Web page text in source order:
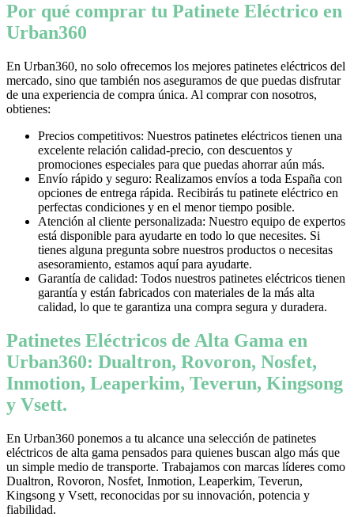
Por qué comprar tu Patinete Eléctrico en
Urban360
En Urban360, no solo ofrecemos los mejores patinetes eléctricos del
mercado, sino que también nos aseguramos de que puedas disfrutar
de una experiencia de compra única. Al comprar con nosotros,
obtienes:
Precios competitivos: Nuestros patinetes eléctricos tienen una
excelente relación calidad-precio, con descuentos y
promociones especiales para que puedas ahorrar aún más.
Envío rápido y seguro: Realizamos envíos a toda España con
opciones de entrega rápida. Recibirás tu patinete eléctrico en
perfectas condiciones y en el menor tiempo posible.
Atención al cliente personalizada: Nuestro equipo de expertos
está disponible para ayudarte en todo lo que necesites. Si
tienes alguna pregunta sobre nuestros productos o necesitas
asesoramiento, estamos aquí para ayudarte.
Garantía de calidad: Todos nuestros patinetes eléctricos tienen
garantía y están fabricados con materiales de la más alta
calidad, lo que te garantiza una compra segura y duradera.
Patinetes Eléctricos de Alta Gama en
Urban360: Dualtron, Rovoron, Nosfet,
Inmotion, Leaperkim, Teverun, Kingsong
y Vsett.
En Urban360 ponemos a tu alcance una selección de patinetes
eléctricos de alta gama pensados para quienes buscan algo más que
un simple medio de transporte. Trabajamos con marcas líderes como
Dualtron, Rovoron, Nosfet, Inmotion, Leaperkim, Teverun,
Kingsong y Vsett, reconocidas por su innovación, potencia y
fiabilidad.